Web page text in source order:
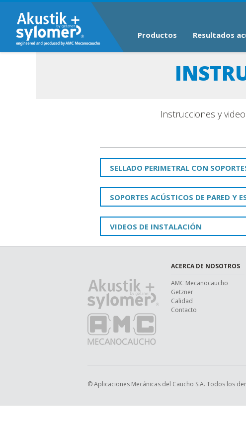
Productos Resultados
Instrucciones y
SELLADO PERIMETRAL CON
SOPORTES ACÚSTICOS DE PARED Y
VIDEOS DE INSTALACIÓN
ACERCA DE NOSOTROS
AMC Mecanocaucho
Getzner
Calidad
Contacto
© Aplicaciones Mecánicas del Caucho S.A. Todos los